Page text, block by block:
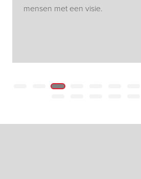
mensen met een visie.